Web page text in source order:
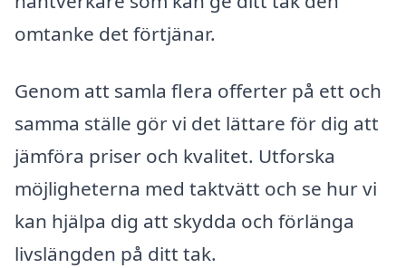
omtanke det förtjänar.
Genom att samla flera offerter på ett och
samma ställe gör vi det lättare för dig att
jämföra priser och kvalitet. Utforska
möjligheterna med taktvätt och se hur vi
kan hjälpa dig att skydda och förlänga
livslängden på ditt tak.